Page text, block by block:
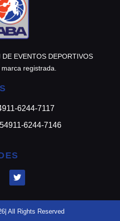
EVENTOS DEPORTIVOS
registrada.
6244-7117
6244-7146
All Rights Reserved